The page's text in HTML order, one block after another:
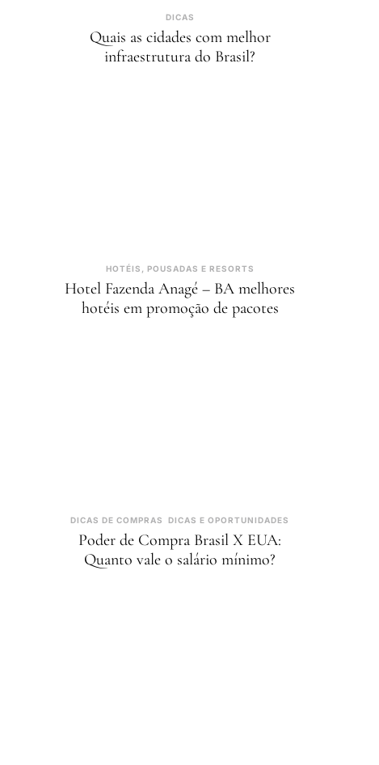
DICAS
Quais as cidades com melhor
infraestrutura do Brasil?
HOTÉIS, POUSADAS E RESORTS
Hotel Fazenda Anagé – BA melhores
hotéis em promoção de pacotes
DICAS DE COMPRAS DICAS E OPORTUNIDADES
Poder de Compra Brasil X EUA:
Quanto vale o salário mínimo?